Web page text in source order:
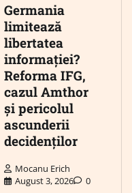
Germania
limitează
libertatea
informației?
Reforma IFG,
cazul Amthor
și pericolul
ascunderii
decidenților
Mocanu Erich
August 3, 2026
0